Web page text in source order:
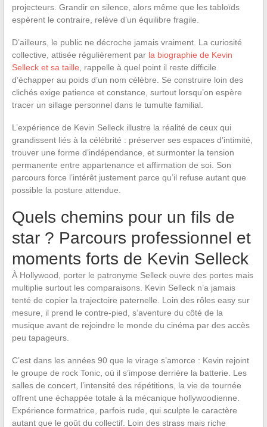
projecteurs. Grandir en silence, alors même que les tabloïds
espèrent le contraire, relève d’un équilibre fragile.
D’ailleurs, le public ne décroche jamais vraiment. La curiosité
collective, attisée régulièrement par la biographie de Kevin
Selleck et sa taille , rappelle à quel point il reste difficile
d’échapper au poids d’un nom célèbre. Se construire loin des
clichés exige patience et constance, surtout lorsqu’on espère
tracer un sillage personnel dans le tumulte familial.
L’expérience de Kevin Selleck illustre la réalité de ceux qui
grandissent liés à la célébrité : préserver ses espaces d’intimité,
trouver une forme d’indépendance, et surmonter la tension
permanente entre appartenance et affirmation de soi. Son
parcours force l’intérêt justement parce qu’il refuse autant que
possible la posture attendue.
Quels chemins pour un fils de
star ? Parcours professionnel et
moments forts de Kevin Selleck
À Hollywood, porter le patronyme Selleck ouvre des portes mais
multiplie surtout les comparaisons. Kevin Selleck n’a jamais
tenté de copier la trajectoire paternelle. Loin des rôles easy sur
mesure, il prend le contre-pied, s’aventure du côté de la
musique avant de rejoindre le monde du cinéma par des accès
peu tapageurs.
C’est dans les années 90 que le virage s’amorce : Kevin rejoint
le groupe de rock Tonic, où il s’impose derrière la batterie. Les
salles de concert, l’intensité des répétitions, la vie de tournée
offrent une échappée totale à la mécanique hollywoodienne.
Expérience formatrice, parfois rude, qui sculpte le caractère
autant que le goût du collectif. Loin des strass mais riche